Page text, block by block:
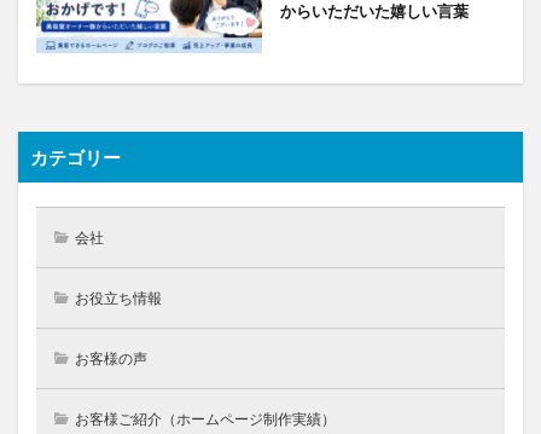
からいただいた嬉しい言葉
カテゴリー
会社
お役立ち情報
お客様の声
お客様ご紹介（ホームページ制作実績）